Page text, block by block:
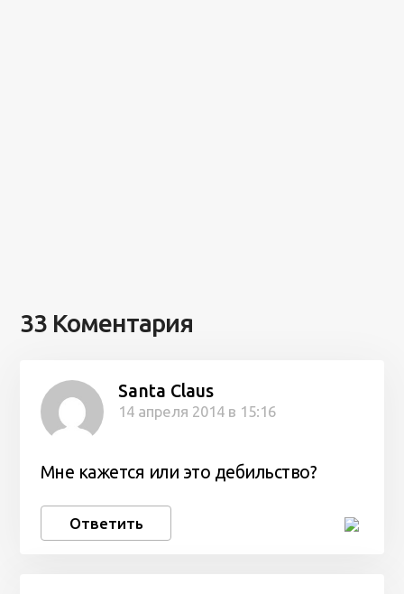
33 Коментария
Santa Claus
14 апреля 2014 в 15:16
Мне кажется или это дебильство?
Ответить